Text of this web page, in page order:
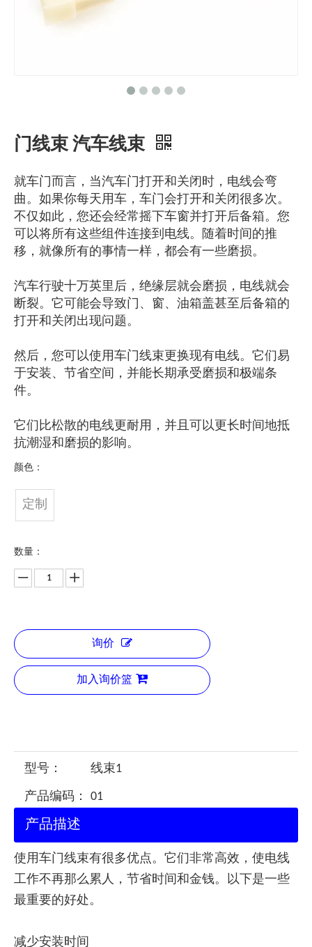
门线束 汽车线束
就车门而言，当汽车门打开和关闭时，电线会弯
曲。如果你每天用车，车门会打开和关闭很多次。
不仅如此，您还会经常摇下车窗并打开后备箱。您
可以将所有这些组件连接到电线。随着时间的推
移，就像所有的事情一样，都会有一些磨损。
汽车行驶十万英里后，绝缘层就会磨损，电线就会
断裂。它可能会导致门、窗、油箱盖甚至后备箱的
打开和关闭出现问题。
然后，您可以使用车门线束更换现有电线。它们易
于安装、节省空间，并能长期承受磨损和极端条
件。
它们比松散的电线更耐用，并且可以更长时间地抵
抗潮湿和磨损的影响。
颜色：
定制
数量：
询价
加入询价篮
型号： 线束1
产品编码： 01
产品描述
使用车门线束有很多优点。它们非常高效，使电线
工作不再那么累人，节省时间和金钱。以下是一些
最重要的好处。
减少安装时间